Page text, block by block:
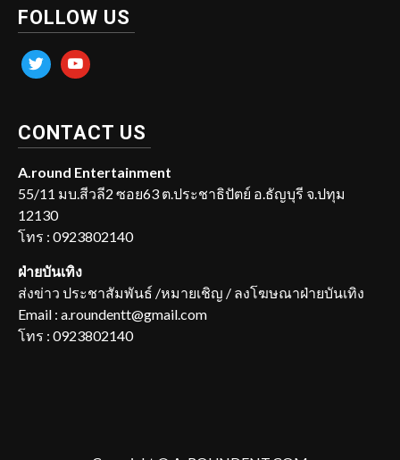
FOLLOW US
twitter youtube
CONTACT US
A.round Entertainment
55/11 มบ.สีวลี2 ซอย63 ต.ประชาธิปัตย์ อ.ธัญบุรี จ.ปทุม
12130
โทร : 0923802140
ฝ่ายบันเทิง
ส่งข่าว ประชาสัมพันธ์ /หมายเชิญ / ลงโฆษณาฝ่ายบันเทิง
Email : a.roundentt@gmail.com
โทร : 0923802140